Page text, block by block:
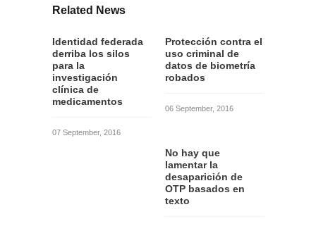
Related News
Identidad federada
derriba los silos
para la
investigación
clínica de
medicamentos
07 September, 2016
Protección contra el
uso criminal de
datos de biometría
robados
06 September, 2016
No hay que
lamentar la
desaparición de
OTP basados en
texto